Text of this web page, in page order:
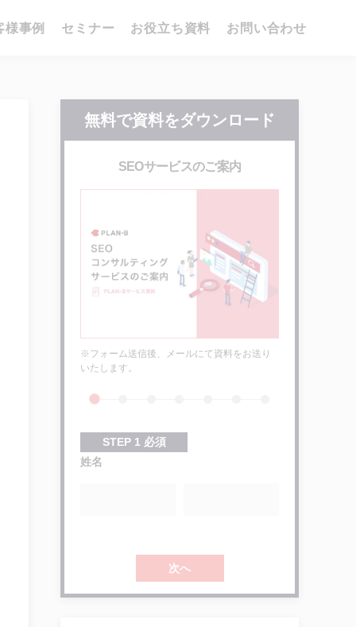
様事例 セミナー お役立ち資料 お問い合わせ
無料で資料をダウンロード
SEOサービスのご案内
※フォーム送信後、メールにて資料をお送り
いたします。
STEP 1 必須
姓名
次へ